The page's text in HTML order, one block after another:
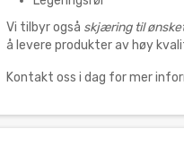
Vi tilbyr også skjæring til
å levere produkter av høy
Kontakt oss i dag for mer